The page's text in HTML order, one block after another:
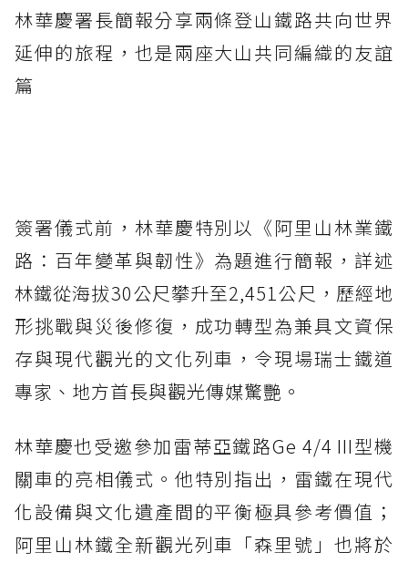
林華慶署長簡報分享兩條登山鐵路共向世界
延伸的旅程，也是兩座大山共同編織的友誼
篇
簽署儀式前，林華慶特別以《阿里山林業鐵
路：百年變革與韌性》為題進行簡報，詳述
林鐵從海拔30公尺攀升至2,451公尺，歷經地
形挑戰與災後修復，成功轉型為兼具文資保
存與現代觀光的文化列車，令現場瑞士鐵道
專家、地方首長與觀光傳媒驚艷。
林華慶也受邀參加雷蒂亞鐵路Ge 4/4 III型機
關車的亮相儀式。他特別指出，雷鐵在現代
化設備與文化遺產間的平衡極具參考價值；
阿里山林鐵全新觀光列車「森里號」也將於